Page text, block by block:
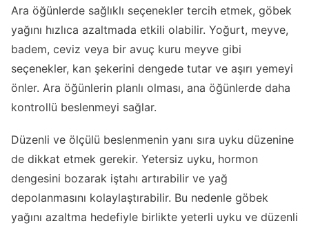
Ara öğünlerde sağlıklı seçenekler tercih etmek, göbek
yağını hızlıca azaltmada etkili olabilir. Yoğurt, meyve,
badem, ceviz veya bir avuç kuru meyve gibi
seçenekler, kan şekerini dengede tutar ve aşırı yemeyi
önler. Ara öğünlerin planlı olması, ana öğünlerde daha
kontrollü beslenmeyi sağlar.
Düzenli ve ölçülü beslenmenin yanı sıra uyku düzenine
de dikkat etmek gerekir. Yetersiz uyku, hormon
dengesini bozarak iştahı artırabilir ve yağ
depolanmasını kolaylaştırabilir. Bu nedenle göbek
yağını azaltma hedefiyle birlikte yeterli uyku ve düzenli